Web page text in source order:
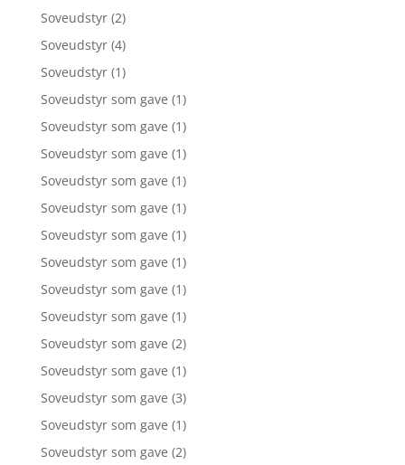
Soveudstyr (2)
Soveudstyr (4)
Soveudstyr (1)
Soveudstyr som gave (1)
Soveudstyr som gave (1)
Soveudstyr som gave (1)
Soveudstyr som gave (1)
Soveudstyr som gave (1)
Soveudstyr som gave (1)
Soveudstyr som gave (1)
Soveudstyr som gave (1)
Soveudstyr som gave (1)
Soveudstyr som gave (2)
Soveudstyr som gave (1)
Soveudstyr som gave (3)
Soveudstyr som gave (1)
Soveudstyr som gave (2)